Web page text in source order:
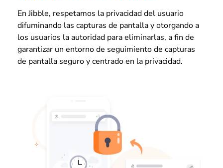
En Jibble, respetamos la privacidad del usuario
difuminando las capturas de pantalla y otorgando a
los usuarios la autoridad para eliminarlas, a fin de
garantizar un entorno de seguimiento de capturas
de pantalla seguro y centrado en la privacidad.